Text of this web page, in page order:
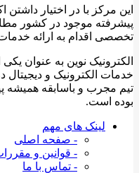
این مرکز با در اختیار
پیشرفته موجود در کشور
تخصصی اقدام به ارائه
الکترونیک نوین به عنوان
خدمات الکترونیک و دیجیتال
تیم مجرب و باسابقه همیشه
بوده است.
لینک های مهم
- صفحه اصلی
- قوانین و
- تماس با ما